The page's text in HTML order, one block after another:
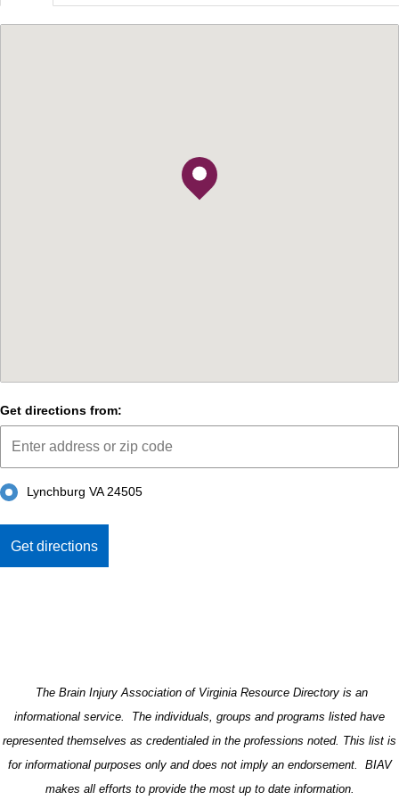
Get directions from:
Lynchburg VA 24505
The Brain Injury Association of Virginia Resource Directory is an
informational service. The individuals, groups and programs listed have
represented themselves as credentialed in the professions noted. This list is
for informational purposes only and does not imply an endorsement. BIAV
makes all efforts to provide the most up to date information.